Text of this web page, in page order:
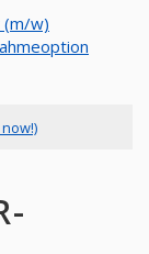
(m/w)